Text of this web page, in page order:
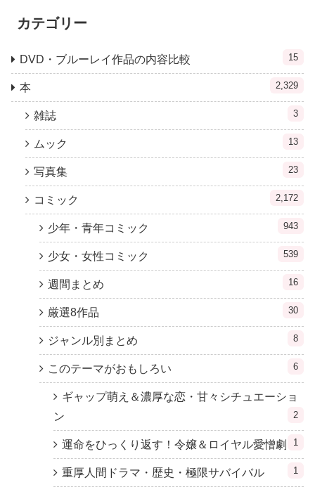
カテゴリー
DVD・ブルーレイ作品の内容比較 15
本 2,329
雑誌 3
ムック 13
写真集 23
コミック 2,172
少年・青年コミック 943
少女・女性コミック 539
週間まとめ 16
厳選8作品 30
ジャンル別まとめ 8
このテーマがおもしろい 6
ギャップ萌え＆濃厚な恋・甘々シチュエーショ
ン
2
運命をひっくり返す！令嬢＆ロイヤル愛憎劇 1
重厚人間ドラマ・歴史・極限サバイバル 1